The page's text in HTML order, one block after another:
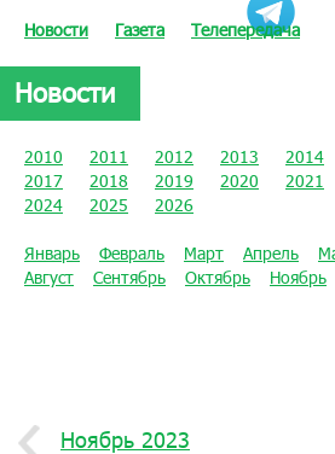
Новости Газета Телепередача
Новости
2010 2011 2012 2013 2014
2017
2018 2019 2020 2021
2024
2025 2026
Январь Февраль Март Апрель
Август
Сентябрь Октябрь Ноябрь
Ноябрь 2023